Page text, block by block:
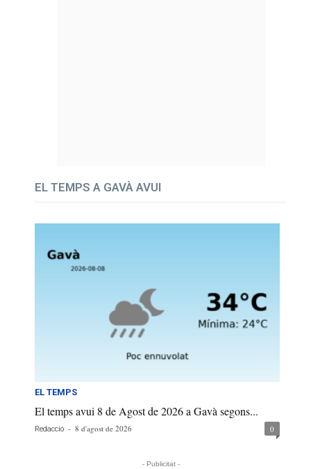
EL TEMPS A GAVÀ AVUI
EL TEMPS
El temps avui 8 de Agost de 2026 a Gavà segons...
Redacció - 8 d'agost de 2026 0
- Publicitat -